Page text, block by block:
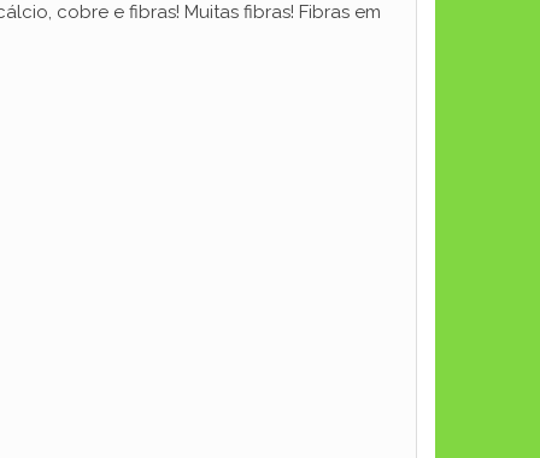
cobre e fibras! Muitas fibras! Fibras em